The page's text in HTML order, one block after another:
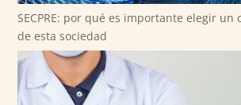
SECPRE: por qué es importante elegir
de esta sociedad